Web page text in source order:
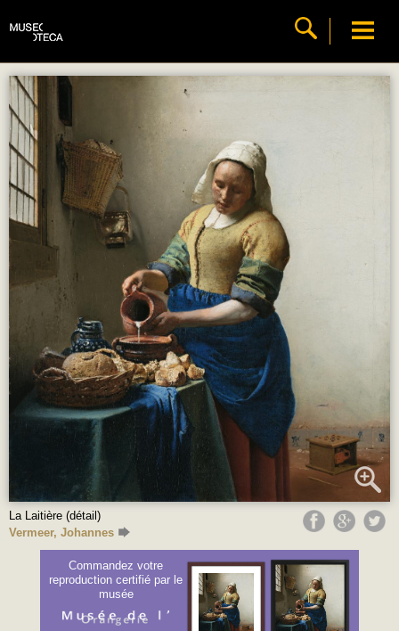
La Laitière (détail)
Vermeer, Johannes
Commandez votre
reproduction certifié par le
musée